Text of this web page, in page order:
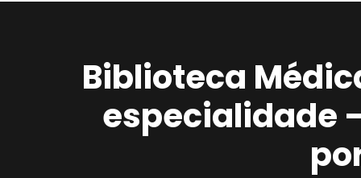
Biblioteca
especialidade